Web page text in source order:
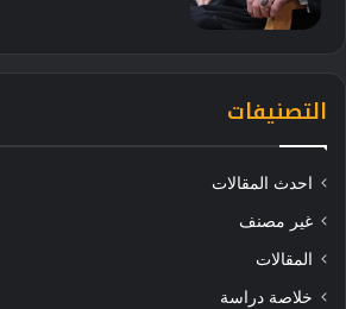
التصنيفات
احدث المقالات
غير مصنف
المقالات
خلاصة دراسة